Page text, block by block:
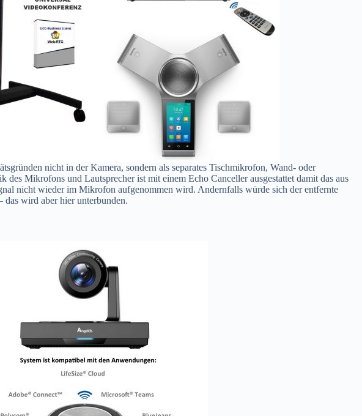
nicht in der Kamera, sondern als separates Tischmikrofon, Wand- oder
Mikrofons und Lautsprecher ist mit einem Echo Canceller ausgestattet damit das aus
nicht wieder im Mikrofon aufgenommen wird. Andernfalls würde sich der entfernte
das wird aber hier unterbunden.